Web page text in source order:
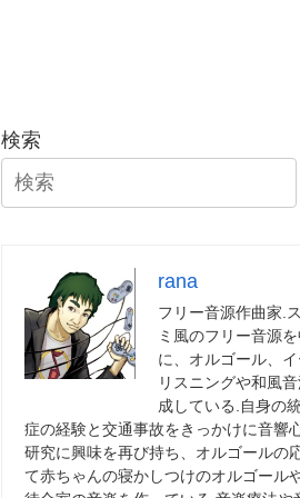
検索
rana
フリー音源作曲家.
ミ風のフリー音源
に、オルゴール、
リスニングや和風
成している.自身の
症の経験と交通事故をきっかけに音響
研究に興味を再び持ち、オルゴールの
て赤ちゃんの寝かしつけのオルゴール